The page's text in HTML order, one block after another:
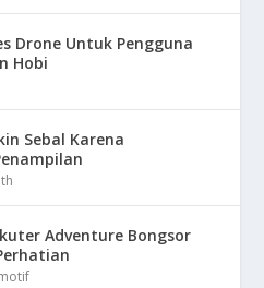
Drone Untuk Pengguna
Hobi
Sebal Karena
Adventure Bongsor